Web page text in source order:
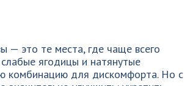
— это те места, где чаще всего
ягодицы и натянутые
комбинацию для дискомфорта. Но с